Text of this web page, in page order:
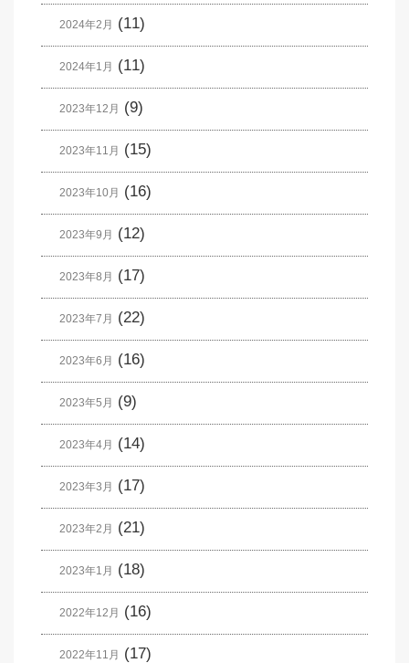
2024年2月 (11)
2024年1月 (11)
2023年12月 (9)
2023年11月 (15)
2023年10月 (16)
2023年9月 (12)
2023年8月 (17)
2023年7月 (22)
2023年6月 (16)
2023年5月 (9)
2023年4月 (14)
2023年3月 (17)
2023年2月 (21)
2023年1月 (18)
2022年12月 (16)
2022年11月 (17)